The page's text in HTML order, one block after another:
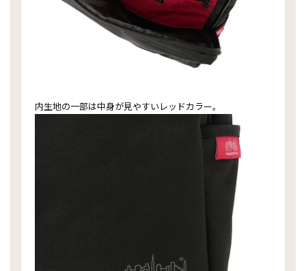
内生地の一部は中身が見やすいレッドカラー。